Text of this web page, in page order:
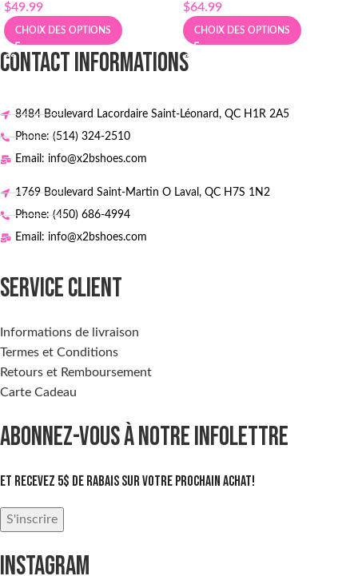
$49.99
CHOIX DES OPTIONS
$64.99
CHOIX DES OPTIONS
CONTACT INFORMATIONS
8484 Boulevard Lacordaire Saint-Léonard, QC H1R 2A5
Phone: (514) 324-2510
Email: info@x2bshoes.com
1769 Boulevard Saint-Martin O Laval, QC H7S 1N2
Phone: (450) 686-4994
Email: info@x2bshoes.com
SERVICE CLIENT
Informations de livraison
Termes et Conditions
Retours et Remboursement
Carte Cadeau
ABONNEZ-VOUS À NOTRE INFOLETTRE
Et recevez 5$ de rabais sur votre prochain achat!
S'inscrire
INSTAGRAM